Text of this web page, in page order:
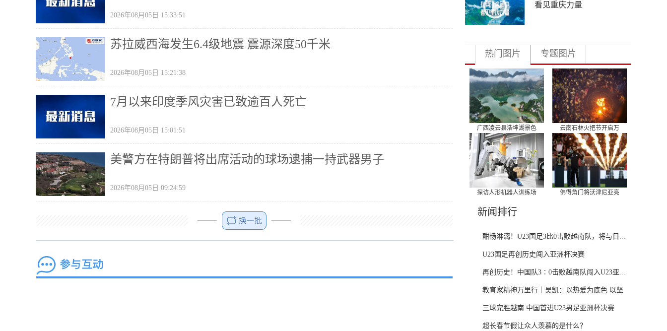
2026年08月05日 15:33:51
苏拉威西海发生6.4级地震 震源深度50千米
2026年08月05日 15:21:38
7月以来印度季风灾害已致逾百人死亡
2026年08月05日 15:01:51
美警方在特朗普将出席活动的球场逮捕一持武器男子
2026年08月05日 09:24:59
看见重庆力量
热门图片 专题图片
广西凌云县浩坤湖景色 云南石林火把节开启万
探访人形机器人训练场 佛得角门将沃津尼亚亮
新闻排行
酣畅淋漓！U23国足3比0击败越南队，将与日...
U23国足再创历史闯入亚洲杯决赛
再创历史！中国队3∶0击败越南队闯入U23亚...
教育家精神万里行｜吴凯：以热爱为底色 以坚
守...
三球完胜越南 中国首进U23男足亚洲杯决赛
超长春节假让众人羡慕的是什么？